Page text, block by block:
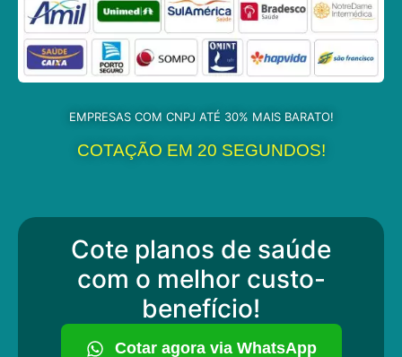
EMPRESAS COM CNPJ ATÉ 30% MAIS BARATO!
COTAÇÃO EM 20 SEGUNDOS!
Cote planos de saúde
com o melhor custo-
benefício!
Cotar agora via WhatsApp